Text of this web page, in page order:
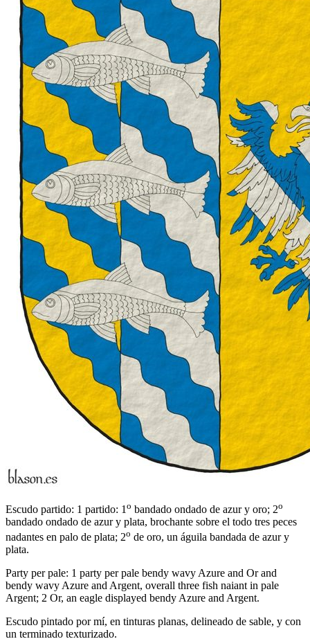
Escudo partido: 1 partido: 1 o bandado ondado de azur y oro; 2o
bandado ondado de azur y plata, brochante sobre el todo tres peces
nadantes en palo de plata; 2o de oro, un águila bandada de azur y
plata.
Party per pale: 1 party per pale bendy wavy Azure and Or and
bendy wavy Azure and Argent, overall three fish naiant in pale
Argent; 2 Or, an eagle displayed bendy Azure and Argent.
Escudo pintado por mí, en tinturas planas, delineado de sable, y con
un terminado texturizado.